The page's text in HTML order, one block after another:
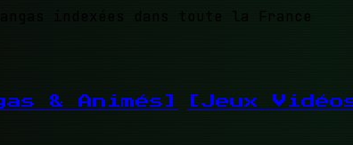
indexées dans toute la France
& Animés] [Jeux